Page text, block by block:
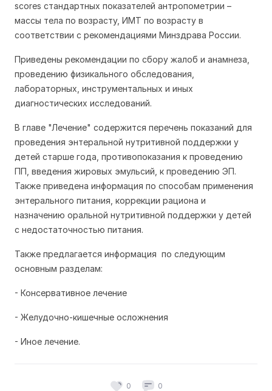
scores стандартных показателей антропометрии –
массы тела по возрасту, ИМТ по возрасту в
соответствии с рекомендациями Минздрава России.
Приведены рекомендации по сбору жалоб и анамнеза,
проведению физикального обследования,
лабораторных, инструментальных и иных
диагностических исследований.
В главе "Лечение" содержится перечень показаний для
проведения энтеральной нутритивной поддержки у
детей старше года, противопоказания к проведению
ПП, введения жировых эмульсий, к проведению ЭП.
Также приведена информация по способам применения
энтерального питания, коррекции рациона и
назначению оральной нутритивной поддержки у детей
с недостаточностью питания.
Также предлагается информация по следующим
основным разделам:
- Консервативное лечение
- Желудочно-кишечные осложнения
- Иное лечение.
0 0